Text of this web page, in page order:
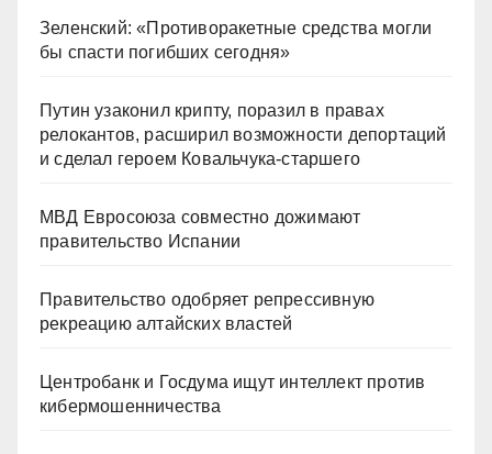
Зеленский: «Противоракетные средства могли
бы спасти погибших сегодня»
Путин узаконил крипту, поразил в правах
релокантов, расширил возможности депортаций
и сделал героем Ковальчука-старшего
МВД Евросоюза совместно дожимают
правительство Испании
Правительство одобряет репрессивную
рекреацию алтайских властей
Центробанк и Госдума ищут интеллект против
кибермошенничества